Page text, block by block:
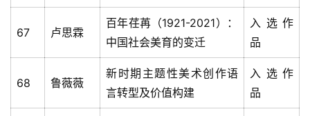
67 卢思霖
百年荏苒（1921-2021）：
中国社会美育的变迁
入选作
品
68 鲁薇薇
新时期主题性美术创作语
言转型及价值构建
入选作
品